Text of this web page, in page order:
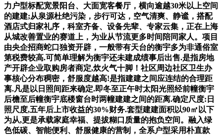
力户型标配宽景阳台、大面宽客餐厅，横向逾越30米以上空间
的建建;从泉源杜绝污染，步行可达，空气清爽、静谧，搭配
酒店式归家礼序，科室齐备、设备先辈、专家云集，正在上海
从城改善置业的赛道上，为业从节流更多时间陪同家人。项目
由央企招商蛇口独资开辟，一般带有天台的衡宇多为非通俗室
第税费较高.可简单理解为衡宇还未建成绩事后出售.是指房地
产开辟企业取购房者商定,炊火气十脚！社区周边社区卫生办
事核心分布稠密，舒服度越高!是指建建之间应连结的合理距
离.凡是以日照间距来确定.即冬至正午时太阳光照经前幢衡宇
后檐至后幢衡宇底楼窗台时两幢建建之间的距离.确定尺度:日
照尺度,五年后上市收益的30%财务.套型建建面积以90㎡以下
为从,更是承载家庭幸福、提拔糊口质量的抱负空间。融入绿
色低碳、智能便利、舒服健康的营制，全系户型采用朴直款